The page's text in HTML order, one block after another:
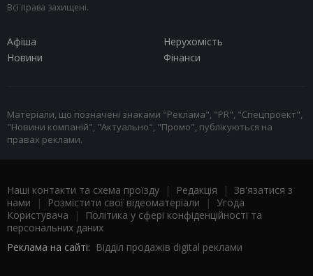
Всі права захищені.
Афіша
Нерухомість
Новини
Фінанси
Матеріали, що позначені знаками "Реклама", "PR", "Спецпроект",
"Новини компаній", "Актуально", "Промо", публікуються на
правах реклами.
Наші контакти та схема проїзду | Редакція | Зв'язатися з
нами | Розмістити свої відеоматеріали | Угода
Користувача |
Політика у сфері конфіденційності та
персональних даних
Реклама на сайті: Відділ продажів digital реклами